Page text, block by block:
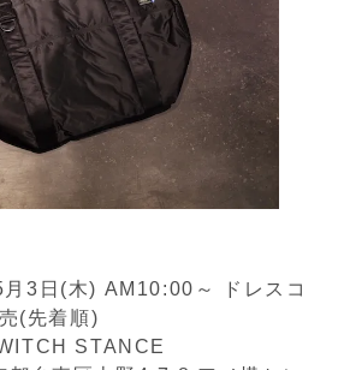
3日(木) AM10:00～ ドレスコ
(先着順)
STANCE